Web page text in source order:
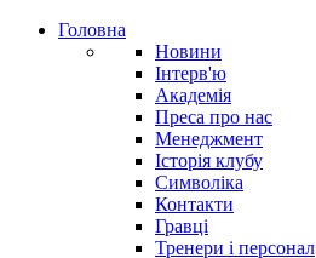
Головна
Новини
Інтерв'ю
Академія
Преса про нас
Менеджмент
Історія клубу
Символіка
Контакти
Гравці
Тренери і персонал